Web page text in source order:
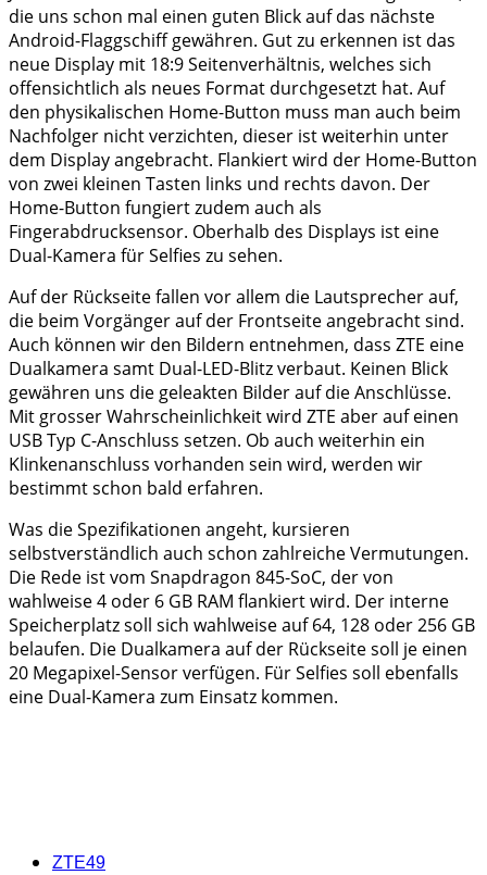
die uns schon mal einen guten Blick auf das nächste
Android-Flaggschiff gewähren. Gut zu erkennen ist das
neue Display mit 18:9 Seitenverhältnis, welches sich
offensichtlich als neues Format durchgesetzt hat. Auf
den physikalischen Home-Button muss man auch beim
Nachfolger nicht verzichten, dieser ist weiterhin unter
dem Display angebracht. Flankiert wird der Home-Button
von zwei kleinen Tasten links und rechts davon. Der
Home-Button fungiert zudem auch als
Fingerabdrucksensor. Oberhalb des Displays ist eine
Dual-Kamera für Selfies zu sehen.
Auf der Rückseite fallen vor allem die Lautsprecher auf,
die beim Vorgänger auf der Frontseite angebracht sind.
Auch können wir den Bildern entnehmen, dass ZTE eine
Dualkamera samt Dual-LED-Blitz verbaut. Keinen Blick
gewähren uns die geleakten Bilder auf die Anschlüsse.
Mit grosser Wahrscheinlichkeit wird ZTE aber auf einen
USB Typ C-Anschluss setzen. Ob auch weiterhin ein
Klinkenanschluss vorhanden sein wird, werden wir
bestimmt schon bald erfahren.
Was die Spezifikationen angeht, kursieren
selbstverständlich auch schon zahlreiche Vermutungen.
Die Rede ist vom Snapdragon 845-SoC, der von
wahlweise 4 oder 6 GB RAM flankiert wird. Der interne
Speicherplatz soll sich wahlweise auf 64, 128 oder 256 GB
belaufen. Die Dualkamera auf der Rückseite soll je einen
20 Megapixel-Sensor verfügen. Für Selfies soll ebenfalls
eine Dual-Kamera zum Einsatz kommen.
ZTE49